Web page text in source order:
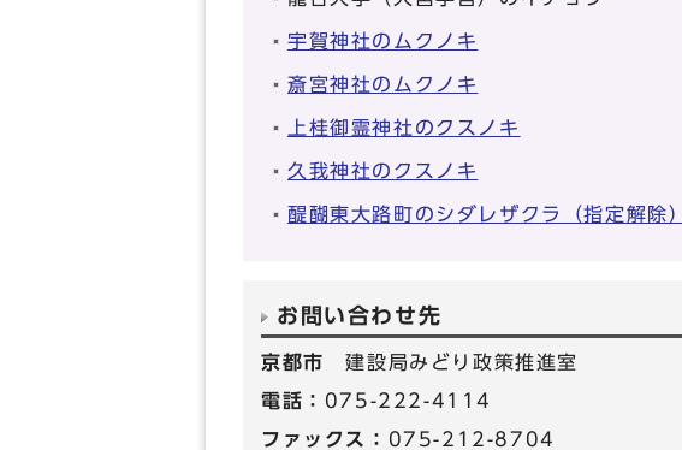
宇賀神社のムクノキ
斎宮神社のムクノキ
上桂御霊神社のクスノキ
久我神社のクスノキ
醍醐東大路町のシダレザクラ（指定解除）
お問い合わせ先
京都市建設局みどり政策推進室
電話： 075-222-4114
ファックス： 075-212-8704